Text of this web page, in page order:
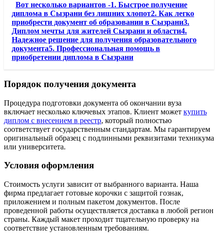
Вот несколько вариантов -1. Быстрое получение
диплома в Сызрани без лишних хлопот2. Как легко
приобрести документ об образовании в Сызрани3.
Диплом мечты для жителей Сызрани и области4.
Надежное решение для получения образовательного
документа5. Профессиональная помощь в
приобретении диплома в Сызрани
Порядок получения документа
Процедура подготовки документа об окончании вуза
включает несколько ключевых этапов. Клиент может купить
диплом с внесением в реестр, который полностью
соответствует государственным стандартам. Мы гарантируем
оригинальный образец с подлинными реквизитами техникума
или университета.
Условия оформления
Стоимость услуги зависит от выбранного варианта. Наша
фирма предлагает готовые корочки с защитой гознак,
приложением и полным пакетом документов. После
проведенной работы осуществляется доставка в любой регион
страны. Каждый макет проходит тщательную проверку на
соответствие установленным требованиям.